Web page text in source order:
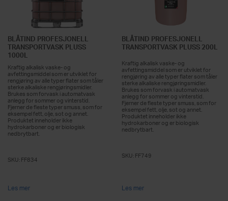
BLÅTIND PROFESJONELL
TRANSPORTVASK PLUSS
1000L
Kraftig alkalisk vaske- og
avfettingsmiddel som er utviklet for
rengjøring av alle typer flater som tåler
sterke alkaliske rengjøringsmidler.
Brukes som forvask i automatvask
anlegg for sommer og vinterstid.
Fjerner de fleste typer smuss, som for
eksempel fett, olje, sot og annet.
Produktet inneholder ikke
hydrokarboner og er biologisk
nedbrytbart.
SKU: FF834
Les mer
BLÅTIND PROFESJONELL
TRANSPORTVASK PLUSS 200L
Kraftig alkalisk vaske- og
avfettingsmiddel som er utviklet for
rengjøring av alle typer flater som tåler
sterke alkaliske rengjøringsmidler.
Brukes som forvask i automatvask
anlegg for sommer og vinterstid.
Fjerner de fleste typer smuss, som for
eksempel fett, olje, sot og annet.
Produktet inneholder ikke
hydrokarboner og er biologisk
nedbrytbart.
SKU: FF749
Les mer